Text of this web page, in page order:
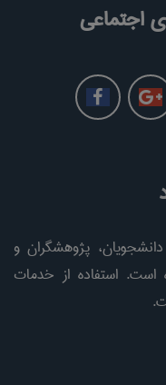
اجتماعی
پژوهشگران و
استفاده از خدمات